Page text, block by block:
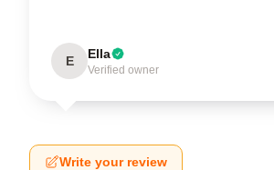
E Ella
Verified owner
Write your review